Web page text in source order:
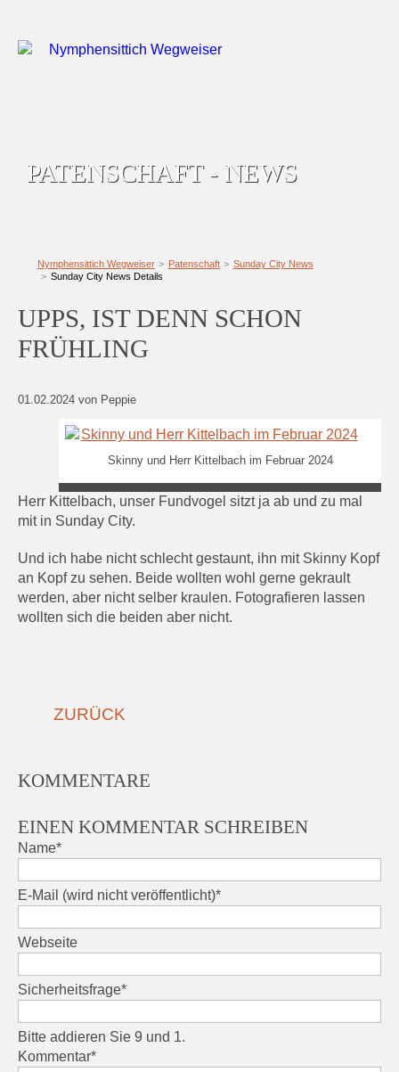
Nymphensittich Wegweiser Patenschaft
Sunday City News
Sunday City News Details
PATENSCHAFT - NEWS
UPPS, IST DENN SCHON
FRÜHLING
01.02.2024 von Peppie
Skinny und Herr Kittelbach im Februar 2024
Herr Kittelbach, unser Fundvogel sitzt ja ab und zu mal
mit in Sunday City.
Und ich habe nicht schlecht gestaunt, ihn mit Skinny Kopf
an Kopf zu sehen. Beide wollten wohl gerne gekrault
werden, aber nicht selber kraulen. Fotografieren lassen
wollten sich die beiden aber nicht.
ZURÜCK
KOMMENTARE
EINEN KOMMENTAR SCHREIBEN
Pflichtfeld
Name*
Pflichtfeld
E-Mail (wird nicht veröffentlicht)*
Webseite
Pflichtfeld
Sicherheitsfrage*
Bitte addieren Sie 9 und 1.
Pflichtfeld
Kommentar*